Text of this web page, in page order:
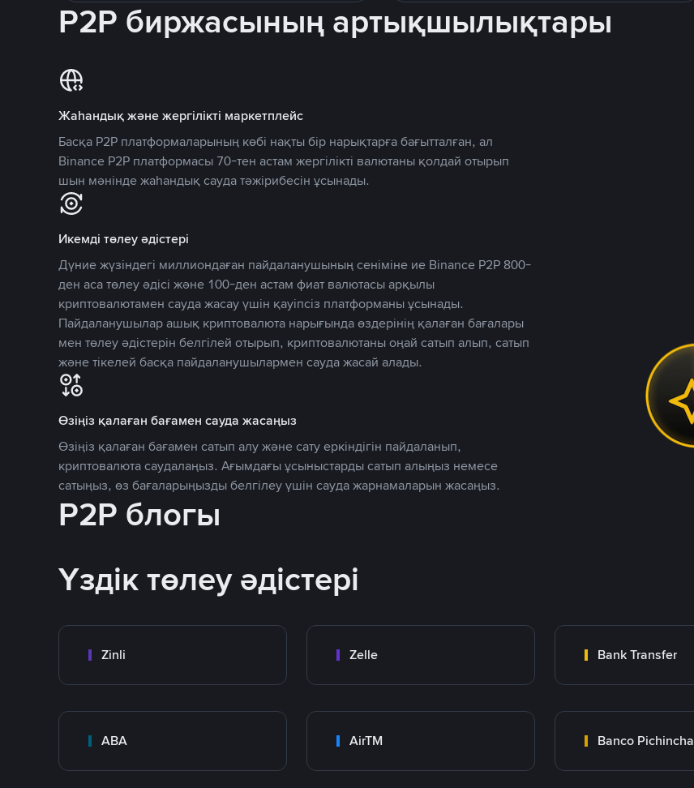
P2P биржасының артықшылықтары
Жаһандық және жергілікті маркетплейс
Басқа P2P платформаларының көбі нақты бір нарықтарға бағытталған, ал
Binance P2P платформасы 70-тен астам жергілікті валютаны қолдай отырып
шын мәнінде жаһандық сауда тәжірибесін ұсынады.
Икемді төлеу әдістері
Дүние жүзіндегі миллиондаған пайдаланушының сеніміне ие Binance P2P 800-
ден аса төлеу әдісі және 100-ден астам фиат валютасы арқылы
криптовалютамен сауда жасау үшін қауіпсіз платформаны ұсынады.
Пайдаланушылар ашық криптовалюта нарығында өздерінің қалаған бағалары
мен төлеу әдістерін белгілей отырып, криптовалютаны оңай сатып алып, сатып
және тікелей басқа пайдаланушылармен сауда жасай алады.
Өзіңіз қалаған бағамен сауда жасаңыз
Өзіңіз қалаған бағамен сатып алу және сату еркіндігін пайдаланып,
криптовалюта саудалаңыз. Ағымдағы ұсыныстарды сатып алыңыз немесе
сатыңыз, өз бағаларыңызды белгілеу үшін сауда жарнамаларын жасаңыз.
P2P блогы
Үздік төлеу әдістері
Zinli Zelle Bank Transfer
ABA AirTM Banco Pichincha